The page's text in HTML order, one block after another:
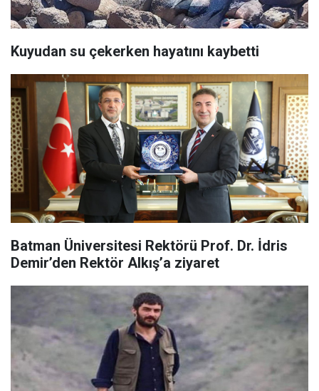
Kuyudan su çekerken hayatını kaybetti
Batman Üniversitesi Rektörü Prof. Dr. İdris
Demir’den Rektör Alkış’a ziyaret